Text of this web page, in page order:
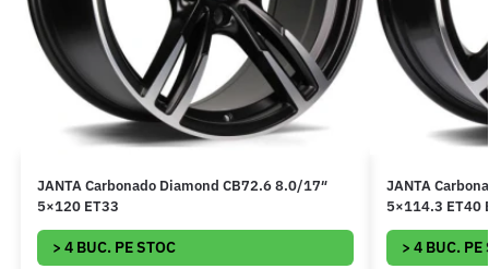
JANTA Carbonado Diamond CB72.6 8.0/17″
5×120 ET33
> 4 BUC. PE STOC
JANTA
5×114.3 ET40
> 4 BUC. PE